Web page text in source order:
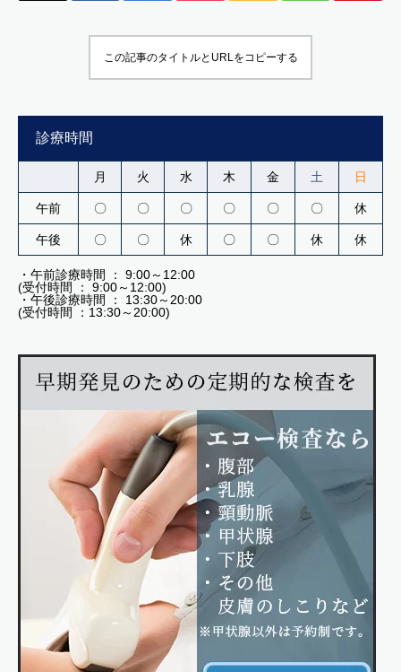
この記事のタイトルとURLをコピーする
診療時間
月 火 水 木 金 土 日
午前 〇 〇 〇 〇 〇 〇 休
午後 〇 〇 休 〇 〇 休 休
・午前診療時間 ： 9:00～12:00
(受付時間 ： 9:00～12:00)
・午後診療時間 ： 13:30～20:00
(受付時間 ：13:30～20:00)